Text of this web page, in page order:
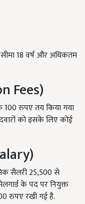
18 वर्ष और अधिकतम
Fees)
रुपए तय किया गया
को इसके लिए कोई
सैलरी 25,500 से
के पद पर नियुक्त
रुपए रखी गई है.